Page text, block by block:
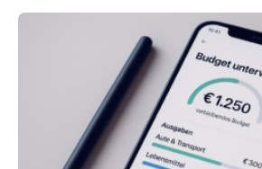
Unterkünfte fast überall deutlich
viele Beschäftigte ist deshalb das
Juli ausgezahlte Urlaubsgeld ein
sich den wohlverdienten
können. Allerdings erhält mit 44
einmal die Hälfte aller Beschäftigten
Privatwirtschaft Urlaubsgeld. Zu